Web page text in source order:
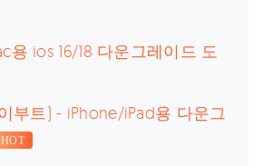
용 ios 16/18 다운그레이드 도
부트) - iPhone/iPad용 다운그
HOT